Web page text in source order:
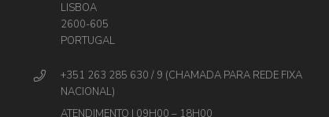
LISBOA
2600-605
PORTUGAL
+351 263 285 630 / 9 (CHAMADA PARA REDE FIXA
NACIONAL)
ATENDIMENTO | 09H00 – 18H00